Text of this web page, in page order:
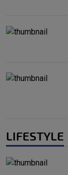
LIFESTYLE